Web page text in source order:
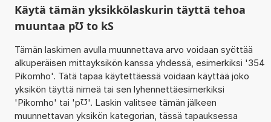
Käytä tämän yksikkölaskurin täyttä tehoa
muuntaa p℧ to kS
Tämän laskimen avulla muunnettava arvo voidaan syöttää
alkuperäisen mittayksikön kanssa yhdessä, esimerkiksi '354
Pikomho'. Tätä tapaa käytettäessä voidaan käyttää joko
yksikön täyttä nimeä tai sen lyhennettäesimerkiksi
'Pikomho' tai 'p℧'. Laskin valitsee tämän jälkeen
muunnettavan yksikön kategorian, tässä tapauksessa